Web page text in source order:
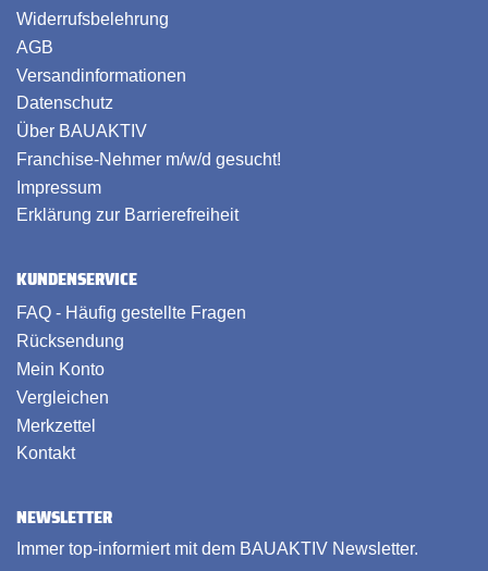
Widerrufsbelehrung
AGB
Versandinformationen
Datenschutz
Über BAUAKTIV
Franchise-Nehmer m/w/d gesucht!
Impressum
Erklärung zur Barrierefreiheit
KUNDENSERVICE
FAQ - Häufig gestellte Fragen
Rücksendung
Mein Konto
Vergleichen
Merkzettel
Kontakt
NEWSLETTER
Immer top-informiert mit dem BAUAKTIV Newsletter.